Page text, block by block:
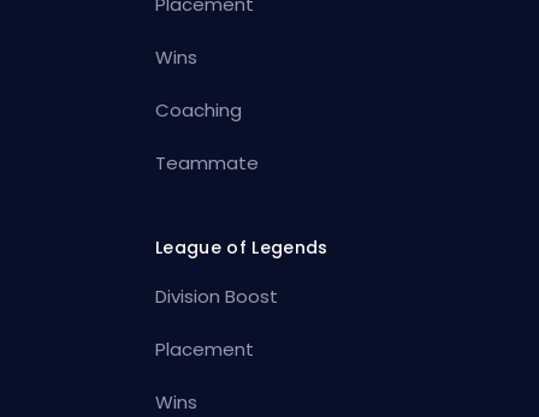
Wins
Coaching
Teammate
League of Legends
Division Boost
Placement
Wins